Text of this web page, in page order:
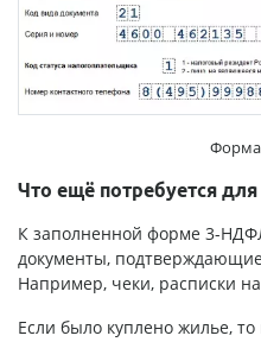
Что ещё потребуется
К заполненной форме 3-
документы,
Например, чеки, расписки
Если было куплено жилье,